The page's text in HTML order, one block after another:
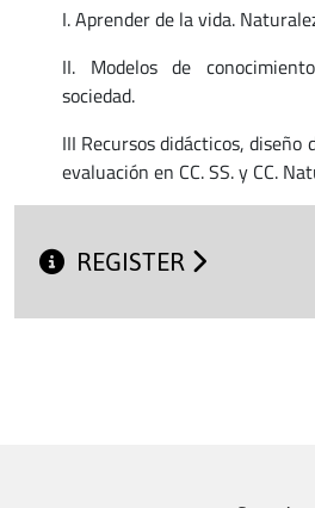
I. Aprender de la vida.
II. Modelos de
sociedad.
III Recursos didácticos, diseño
evaluación en CC. SS. y CC.
REGISTER